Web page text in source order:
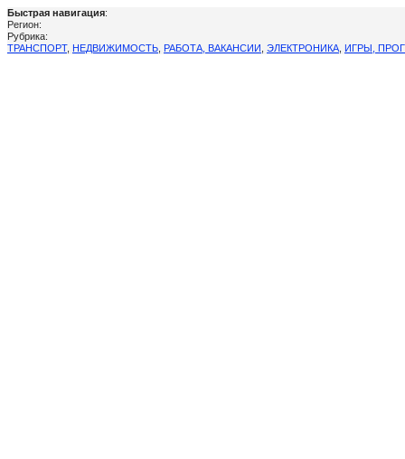
Быстрая навигация:
Регион:
Рубрика:
ТРАНСПОРТ, НЕДВИЖИМОСТЬ РАБОТА, ВАКАНСИИ ЭЛЕКТРОНИКА ИГРЫ,